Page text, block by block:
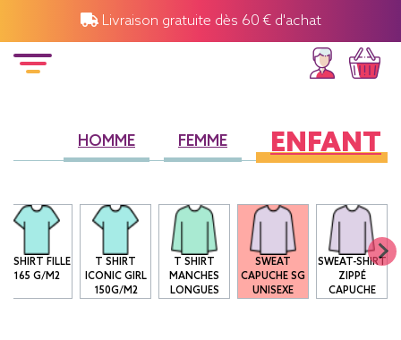
Livraison gratuite dès 60 € d'achat
HOMME FEMME ENFANT
T-SHIRT FILLE
165 G/M2
T SHIRT
ICONIC GIRL
150G/M2
T SHIRT
MANCHES
LONGUES
SWEAT
CAPUCHE SG
UNISEXE
SWEAT-SHIRT
ZIPPÉ
CAPUCHE